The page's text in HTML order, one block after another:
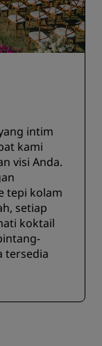
intim
kami
visi Anda.
tepi kolam
setiap
koktail
tersedia